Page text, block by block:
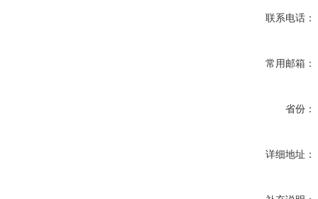
联系电话：
常用邮箱：
省份：
详细地址：